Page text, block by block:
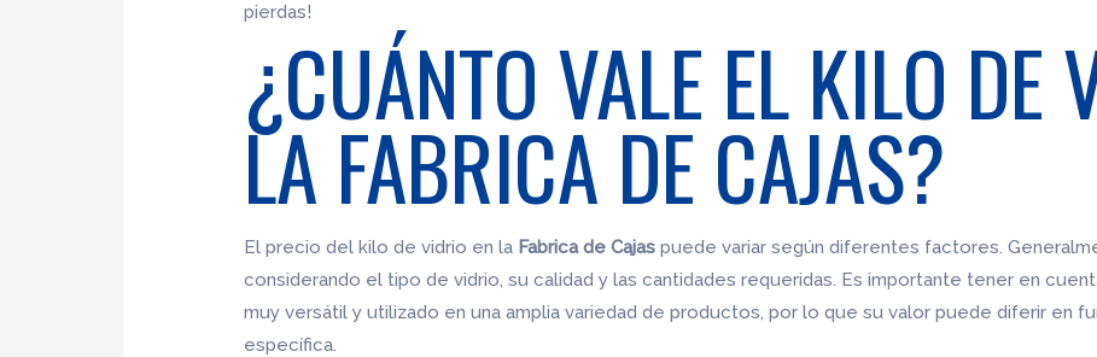
pierdas!
¿CUÁNTO VALE EL KILO DE
LA FABRICA DE CAJAS?
El precio del kilo de vidrio en la Fabrica de Cajas puede variar según diferentes factores.
considerando el tipo de vidrio, su calidad y las cantidades requeridas. Es importante tener en
muy versátil y utilizado en una amplia variedad de productos, por lo que su valor puede diferir en
específica.